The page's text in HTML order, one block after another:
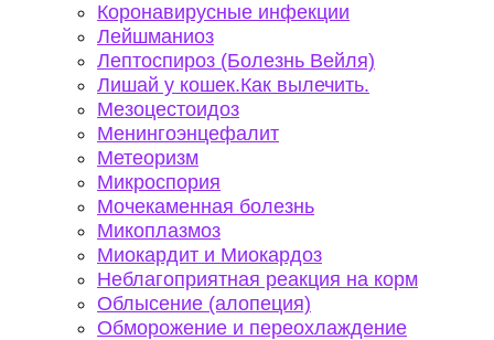
Коронавирусные инфекции
Лейшманиоз
Лептоспироз (Болезнь Вейля)
Лишай у кошек.Как вылечить.
Мезоцестоидоз
Менингоэнцефалит
Метеоризм
Микроспория
Мочекаменная болезнь
Микоплазмоз
Миокардит и Миокардоз
Неблагоприятная реакция на корм
Облысение (алопеция)
Обморожение и переохлаждение